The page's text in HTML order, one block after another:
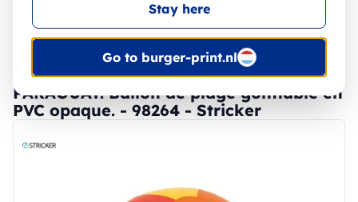
Stay here
Go to burger-print.nl
🔥 Impression DTF à -30 %
PARAGUAY. Ballon de plage gonflable en
PVC opaque. - 98264 - Stricker